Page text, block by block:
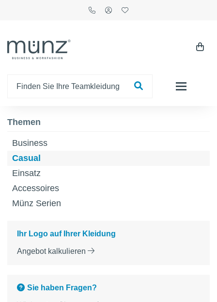
Themen
Business
Casual
Einsatz
Accessoires
Münz Serien
Ihr Logo auf Ihrer Kleidung
Angebot kalkulieren
Sie haben Fragen?